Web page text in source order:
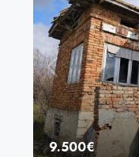
9.500€